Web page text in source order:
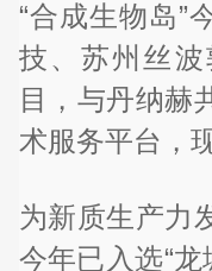
“合成生物岛”
技、苏州丝
目，与丹纳赫
术服务平台，
为新质生产力
今年已入选“龙